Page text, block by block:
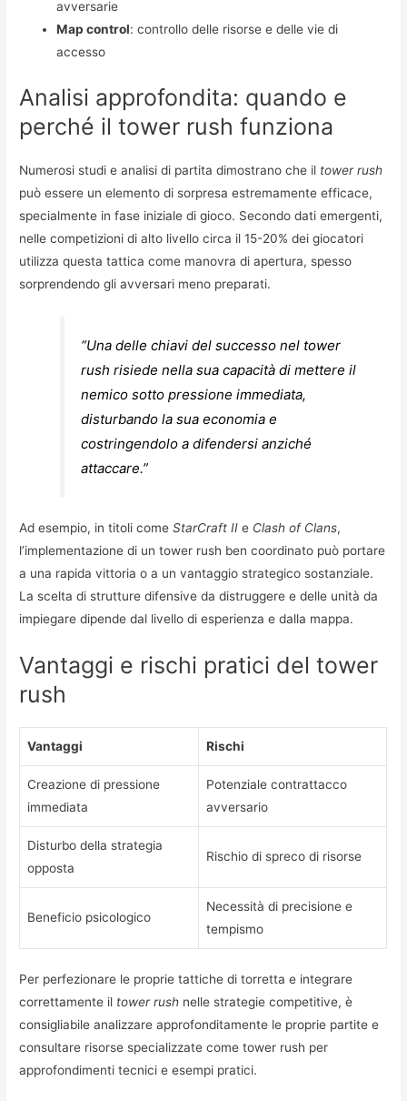
avversarie
Map control: controllo delle risorse e delle vie di
accesso
Analisi approfondita: quando e
perché il tower rush funziona
Numerosi studi e analisi di partita dimostrano che il tower rush
può essere un elemento di sorpresa estremamente efficace,
specialmente in fase iniziale di gioco. Secondo dati emergenti,
nelle competizioni di alto livello circa il 15-20% dei giocatori
utilizza questa tattica come manovra di apertura, spesso
sorprendendo gli avversari meno preparati.
“Una delle chiavi del successo nel tower
rush risiede nella sua capacità di mettere il
nemico sotto pressione immediata,
disturbando la sua economia e
costringendolo a difendersi anziché
attaccare.”
Ad esempio, in titoli comeStarCraft II e Clash of Clans,
l’implementazione di un tower rush ben coordinato può portare
a una rapida vittoria o a un vantaggio strategico sostanziale.
La scelta di strutture difensive da distruggere e delle unità da
impiegare dipende dal livello di esperienza e dalla mappa.
Vantaggi e rischi pratici del tower
rush
Vantaggi Rischi
Creazione di pressione
immediata
Potenziale contrattacco
avversario
Disturbo della strategia
opposta
Rischio di spreco di risorse
Beneficio psicologico
Necessità di precisione e
tempismo
Per perfezionare le proprie tattiche di torretta e integrare
correttamente il tower rush nelle strategie competitive, è
consigliabile analizzare approfonditamente le proprie partite e
consultare risorse specializzate come tower rush per
approfondimenti tecnici e esempi pratici.